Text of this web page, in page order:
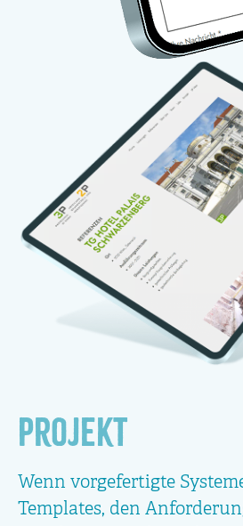
Projekt
Wenn vorgefertigte
Templates, den